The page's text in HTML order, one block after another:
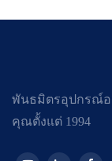
พันธมิตรอุปกรณ์อ
คุณตั้งแต่ 1994